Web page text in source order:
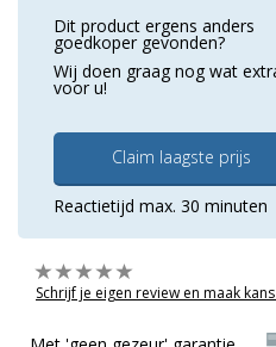
Dit product ergens anders
goedkoper gevonden?
Wij doen graag nog wat
voor u!
Claim laagste prijs
Reactietijd max. 30 minuten
Schrijf je eigen review en maak